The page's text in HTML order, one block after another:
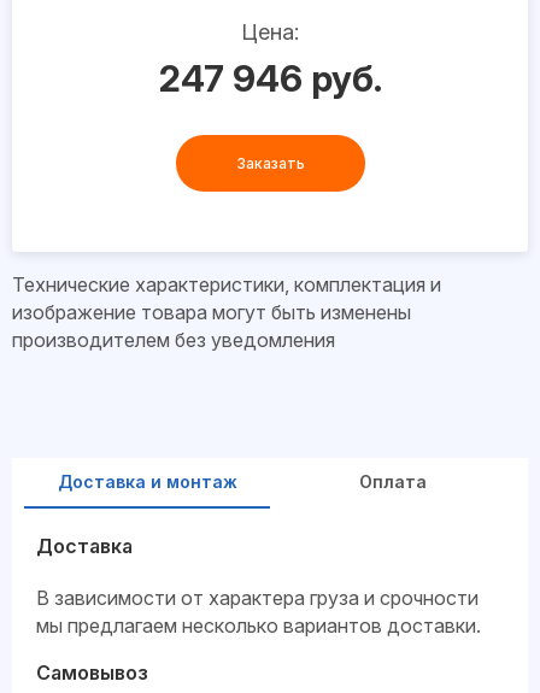
Цена:
247 946 руб.
Заказать
Технические характеристики, комплектация и
изображение товара могут быть изменены
производителем без уведомления
Доставка и монтаж Оплата
Доставка
В зависимости от характера груза и срочности
мы предлагаем несколько вариантов доставки.
Самовывоз